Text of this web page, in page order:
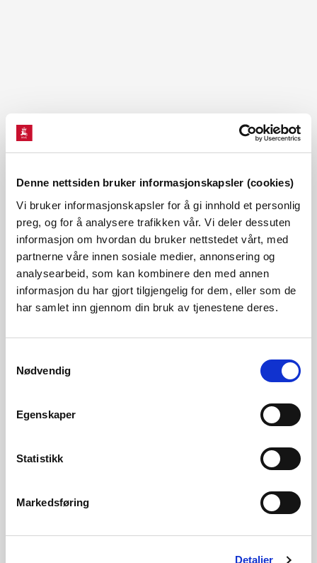
Denne nettsiden bruker informasjonskapsler (cookies)
Vi bruker informasjonskapsler for å gi innhold et personlig
preg, og for å analysere trafikken vår. Vi deler dessuten
informasjon om hvordan du bruker nettstedet vårt, med
partnerne våre innen sosiale medier, annonsering og
analysearbeid, som kan kombinere den med annen
informasjon du har gjort tilgjengelig for dem, eller som de
har samlet inn gjennom din bruk av tjenestene deres.
Nødvendig
Egenskaper
Statistikk
Markedsføring
Detaljer
Se stort kart i NVE Temakart
kraftverk i Luster.
Luster Småkraft AS har fått konsesjon til å bygge
Døsjagrovi kraftverk i Luster kommune i Vestland.
Vasskraftverket vil produsere 16,8 GWh, som svarer til
straumbruken til om lag 840 husstandar. NVE har stilt krav
til utbygginga for å redusere dei negative konsekvensane
tryggleik mot skred.
Du kan lese meir om vårt vedtak i "Bakgrunn for vedtak",
Detaljplan / MTA godkjent